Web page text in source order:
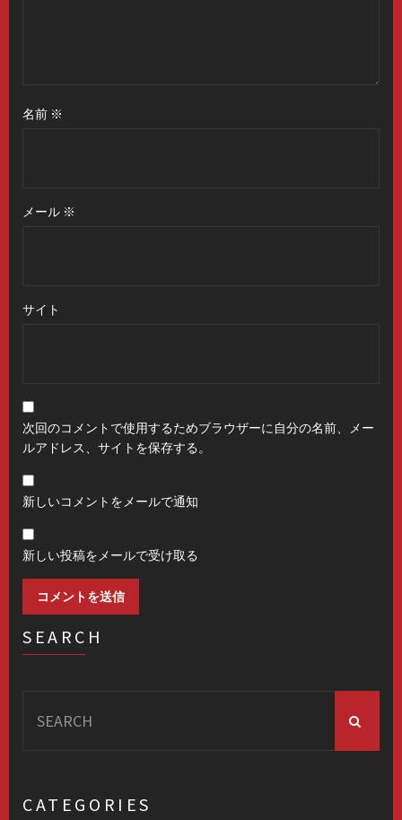
名前 ※
メール ※
サイト
次回のコメントで使用するためブラウザーに自分の名前、メー
ルアドレス、サイトを保存する。
新しいコメントをメールで通知
新しい投稿をメールで受け取る
SEARCH
for:
CATEGORIES